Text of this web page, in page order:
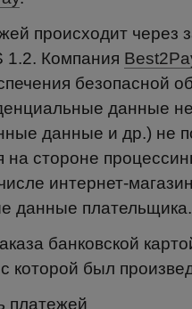
происходит через
1.2. Компания
безопасной
данные
данные и др.) не
на стороне
интернет-
данные плательщика.
банковской
которой был
платежей